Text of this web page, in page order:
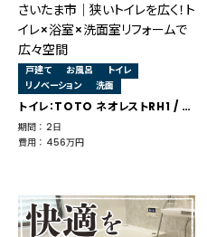
さいたま市｜狭いトイレを広く！ト
イレ×浴室×洗面室リフォームで
広々空間
戸建て お風呂
トイレ
リノベーション
洗面
トイレ：TOTO ネオレストRH1 / 浴室：タカラスタンダード 伸びの美浴室 / 洗面：タカラスタンダード ファミーユ
期間 ： 2日
費用 ： 456万円